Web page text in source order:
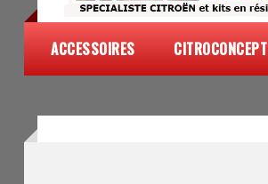
ACCESSOIRES CITROCONCEPT